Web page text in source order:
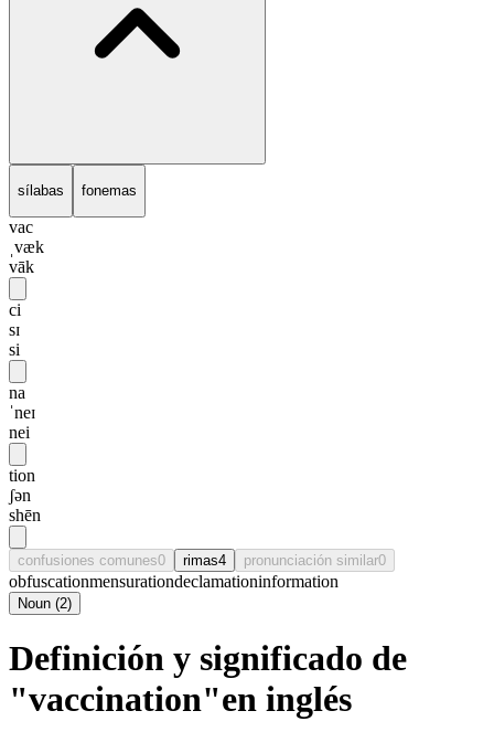
sílabas fonemas
vac
ˌvæk
vāk
ci
sɪ
si
na
ˈneɪ
nei
tion
ʃən
shēn
confusiones comunes0 rimas4 pronunciación similar0
obfuscationmensurationdeclamationinformation
Noun (2)
Definición y significado de
"vaccination"en inglés